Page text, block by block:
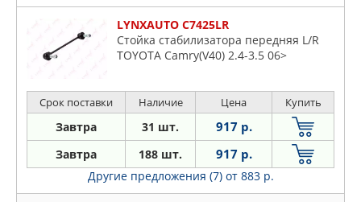
LYNXAUTO C7425LR
Стойка стабилизатора передняя L/R
TOYOTA Camry(V40) 2.4-3.5 06>
Срок поставки Наличие Цена Купить
Завтра 31 шт. 917 р.
Завтра 188 шт. 917 р.
Другие предложения (7) от 883 р.